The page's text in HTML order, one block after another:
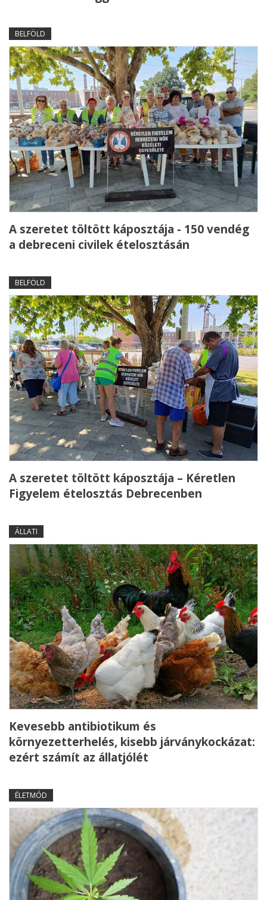
BELFÖLD
A szeretet töltött káposztája - 150 vendég
a debreceni civilek ételosztásán
BELFÖLD
A szeretet töltött káposztája – Kéretlen
Figyelem ételosztás Debrecenben
ÁLLATI
Kevesebb antibiotikum és
környezetterhelés, kisebb járványkockázat:
ezért számít az állatjólét
ÉLETMÓD